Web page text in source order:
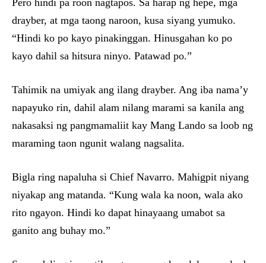
Pero hindi pa roon nagtapos. Sa harap ng hepe, mga
drayber, at mga taong naroon, kusa siyang yumuko.
“Hindi ko po kayo pinakinggan. Hinusgahan ko po
kayo dahil sa hitsura ninyo. Patawad po.”
Tahimik na umiyak ang ilang drayber. Ang iba nama’y
napayuko rin, dahil alam nilang marami sa kanila ang
nakasaksi ng pangmamaliit kay Mang Lando sa loob ng
maraming taon ngunit walang nagsalita.
Bigla ring napaluha si Chief Navarro. Mahigpit niyang
niyakap ang matanda. “Kung wala ka noon, wala ako
rito ngayon. Hindi ko dapat hinayaang umabot sa
ganito ang buhay mo.”